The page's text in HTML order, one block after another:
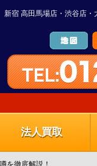
新宿 高田馬場店・渋谷店・
法人買取
を徹底解説！